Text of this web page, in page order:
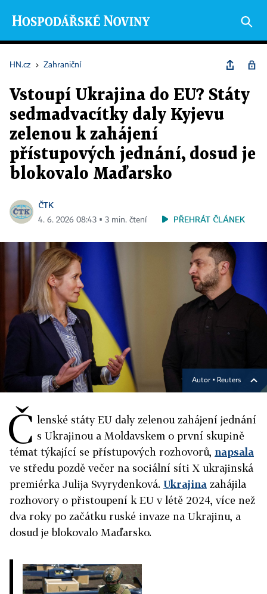
HN.cz › Zahraniční
Vstoupí Ukrajina do EU? Státy
sedmadvacítky daly Kyjevu
zelenou k zahájení
přístupových jednání, dosud je
blokovalo Maďarsko
ČTK
4. 6. 2026 08:43 ▪ 3 min. čtení PŘEHRÁT ČLÁNEK
Autor ▪ Reuters
Č lenské státy EU daly zelenou zahájení jednání
s Ukrajinou a Moldavskem o první skupině
témat týkající se přístupových rozhovorů, napsala
ve středu pozdě večer na sociální síti X ukrajinská
premiérka Julija Svyrydenková. Ukrajina zahájila
rozhovory o přistoupení k EU v létě 2024, více než
dva roky po začátku ruské invaze na Ukrajinu, a
dosud je blokovalo Maďarsko.